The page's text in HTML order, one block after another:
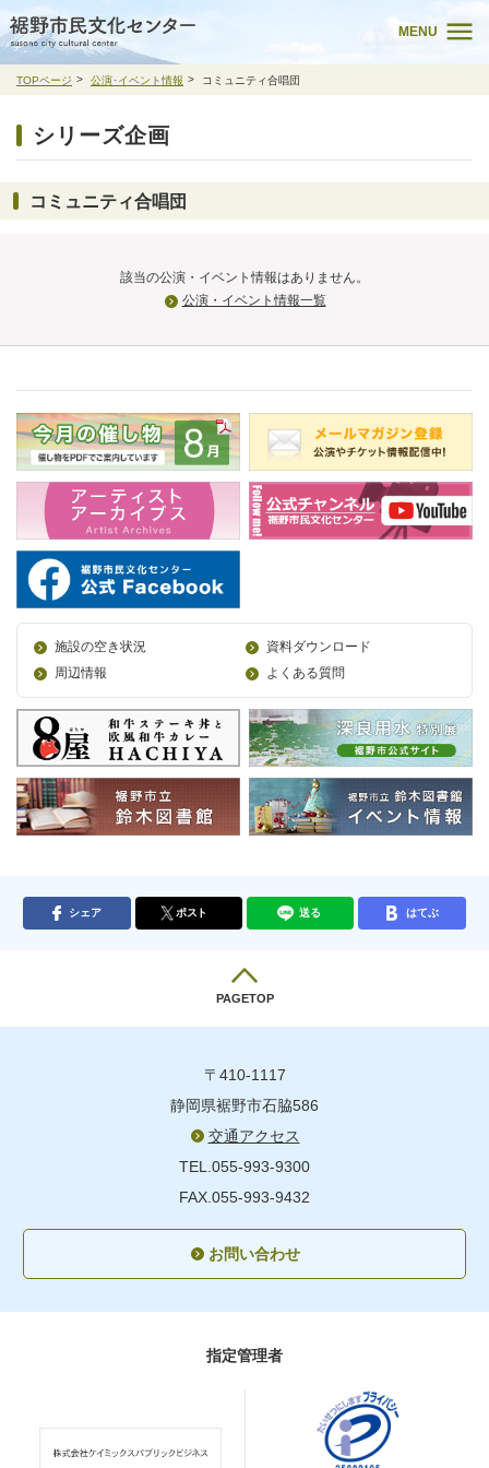
MENU
TOPページ 公演･イベント情報 コミュニティ合唱団
シリーズ企画
コミュニティ合唱団
該当の公演・イベント情報はありません。
公演・イベント情報一覧
施設の空き状況
資料ダウンロード
周辺情報
よくある質問
シェア ポスト 送る はてぶ
PAGETOP
〒410-1117
静岡県裾野市石脇586
交通アクセス
TEL.055-993-9300
FAX.055-993-9432
お問い合わせ
指定管理者